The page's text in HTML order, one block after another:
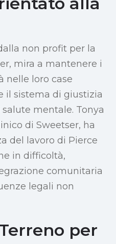
non profit per la
mira a mantenere i
nelle loro case
il sistema di giustizia
mentale. Tonya
di Sweetser, ha
del lavoro di Pierce
in difficoltà,
comunitaria
legali non
per